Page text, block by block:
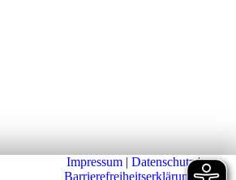
Impressum | Datenschutz|
Barrierefreiheitserklärung|